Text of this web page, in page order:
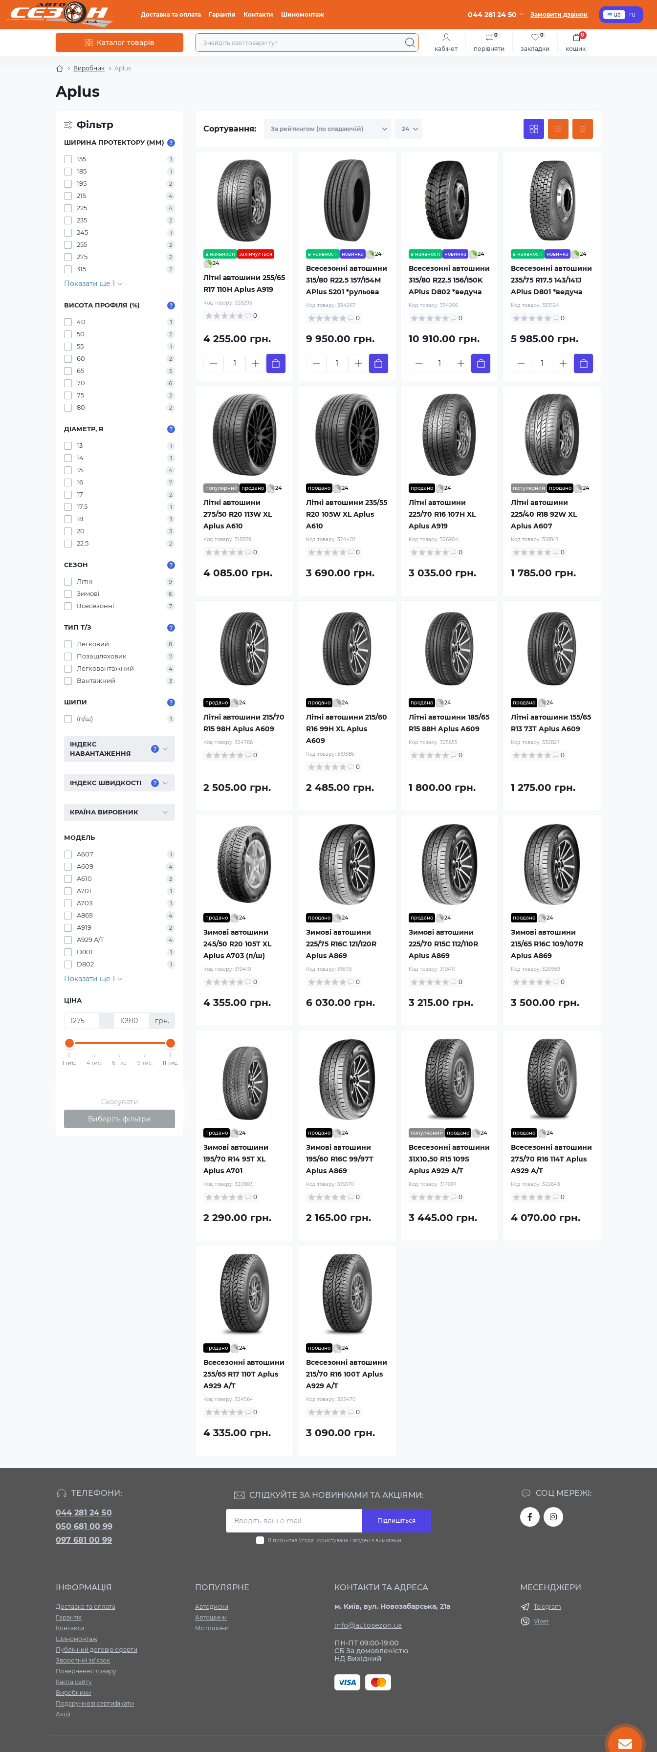
Доставка та оплата Гарантія Контакти Шиномонтаж 044 281 24 50 Замовити дзвінок ua ru
Каталог товарів
кабінет порівняти
0
закладки
0
кошик
0
Виробник Aplus
Aplus
Фільтр
ШИРИНА ПРОТЕКТОРУ (ММ)
155 1
185 1
195 2
215 4
225 4
235 2
245 1
255 2
275 2
315 2
Показати ще 1
ВИСОТА ПРОФІЛЯ (%)
40 1
50 2
55 1
60 2
65 5
70 6
75 2
80 2
ДІАМЕТР, R
13 1
14 1
15 4
16 7
17 2
17.5 1
18 1
20 3
22.5 2
СЕЗОН
Літні 9
Зимові 6
Всесезонні 7
ТИП Т/З
Легковий 8
Позашляховик 7
Легковантажний 4
Вантажний 3
ШИПИ
(п/ш) 1
ІНДЕКС
НАВАНТАЖЕННЯ
ІНДЕКС ШВИДКОСТІ
КРАЇНА ВИРОБНИК
МОДЕЛЬ
A607 1
A609 4
A610 2
A701 1
A703 1
A869 4
A919 2
A929 A/T 4
D801 1
D802 1
Показати ще 1
ЦІНА
- грн.
1 тис. 4 тис. 6 тис. 9 тис. 11 тис.
Скасувати
Виберіть фільтри
Сортування:
в наявності закінчується
24
Літні автошини 255/65
R17 110H Aplus A919
Код товару: 328295
0
4 255.00 грн.
в наявності новинка 24
Всесезонні автошини
315/80 R22.5 157/154M
APlus S201 *рульова
Код товару: 334267
0
9 950.00 грн.
в наявності новинка 24
Всесезонні автошини
315/80 R22.5 156/150K
APlus D802 *ведуча
Код товару: 334266
0
10 910.00 грн.
в наявності новинка 24
Всесезонні автошини
235/75 R17.5 143/141J
APlus D801 *ведуча
Код товару:333124
0
5 985.00 грн.
популярний продано 24
Літні автошини
275/50 R20 113W XL
Aplus A610
Код товару: 318829
0
4 085.00 грн.
продано 24
Літні автошини 235/55
R20 105W XL Aplus
A610
Код товару: 324401
0
3 690.00 грн.
продано 24
Літні автошини
225/70 R16 107H XL
Aplus A919
Код товару: 326904
0
3 035.00 грн.
популярний продано 24
Літні автошини
225/40 R18 92W XL
Aplus A607
Код товару:318841
0
1 785.00 грн.
продано 24
Літні автошини 215/70
R15 98H Aplus A609
Код товару: 324766
0
2 505.00 грн.
продано 24
Літні автошини 215/60
R16 99H XL Aplus
A609
Код товару: 319386
0
2 485.00 грн.
продано 24
Літні автошини 185/65
R15 88H Aplus A609
Код товару: 325655
0
1 800.00 грн.
продано 24
Літні автошини 155/65
R13 73T Aplus A609
Код товару:332827
0
1 275.00 грн.
продано 24
Зимові автошини
245/50 R20 105T XL
Aplus A703 (п/ш)
Код товару: 319410
0
4 355.00 грн.
продано 24
Зимові автошини
225/75 R16C 121/120R
Aplus A869
Код товару: 316115
0
6 030.00 грн.
продано 24
Зимові автошини
225/70 R15C 112/110R
Aplus A869
Код товару: 319411
0
3 215.00 грн.
продано 24
Зимові автошини
215/65 R16C 109/107R
Aplus A869
Код товару:320969
0
3 500.00 грн.
продано 24
Зимові автошини
195/70 R14 95T XL
Aplus A701
Код товару: 320893
0
2 290.00 грн.
продано 24
Зимові автошини
195/60 R16C 99/97T
Aplus A869
Код товару: 315570
0
2 165.00 грн.
популярний продано 24
Всесезонні автошини
31X10,50 R15 109S
Aplus A929 A/T
Код товару: 317997
0
3 445.00 грн.
продано 24
Всесезонні автошини
275/70 R16 114T Aplus
A929 A/T
Код товару:322643
0
4 070.00 грн.
продано 24
Всесезонні автошини
255/65 R17 110T Aplus
A929 A/T
Код товару: 324564
0
4 335.00 грн.
продано 24
Всесезонні автошини
215/70 R16 100T Aplus
A929 A/T
Код товару: 325470
0
3 090.00 грн.
ТЕЛЕФОНИ:
044 281 24 50
050 681 00 99
097 681 00 99
СОЦ МЕРЕЖІ:
СЛІДКУЙТЕ ЗА НОВИНКАМИ ТА АКЦІЯМИ:
Підпишіться
Я прочитав Угода користувача і згоден з вимогами
ІНФОРМАЦІЯ
Доставка та оплата
Гарантія
Контакти
Шиномонтаж
Публічний договір оферти
Зворотній зв’язок
Повернення товару
Карта сайту
Виробники
Подарункові сертифікати
Акції
ПОПУЛЯРНЕ
Автодиски
Автошини
Мотошини
КОНТАКТИ ТА АДРЕСА
м. Київ, вул. Новозабарська, 21а
info@autosezon.ua
ПН-ПТ 09:00-19:00
СБ За домовленістю
НД Вихідний
МЕСЕНДЖЕРИ
Telegram
Viber